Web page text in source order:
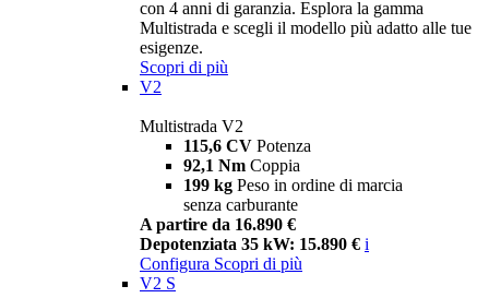
con 4 anni di garanzia. Esplora la gamma
Multistrada e scegli il modello più adatto alle tue
esigenze.
Scopri di più
V2
Multistrada V2
115,6 CV Potenza
92,1 Nm Coppia
199 kg Peso in ordine di marcia
senza carburante
A partire da 16.890 €
Depotenziata 35 kW: 15.890 € i
Configura Scopri di più
V2 S